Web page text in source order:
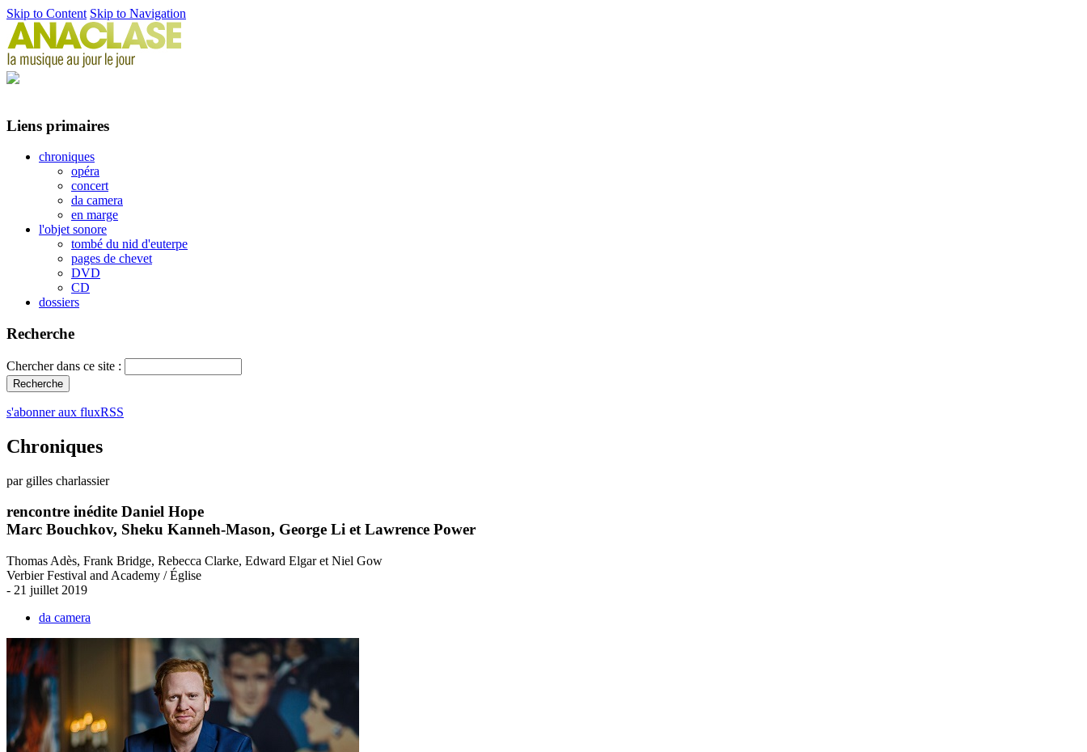
Skip to Content Skip to Navigation
Liens primaires
chroniques
opéra
concert
da camera
en marge
l'objet sonore
tombé du nid d'euterpe
pages de chevet
DVD
CD
dossiers
Recherche
Chercher dans ce site :
s'abonner aux fluxRSS
Chroniques
par gilles charlassier
rencontre inédite Daniel Hope
Marc Bouchkov, Sheku Kanneh-Mason, George Li et Lawrence Power
Thomas Adès, Frank Bridge, Rebecca Clarke, Edward Elgar et Niel Gow
Verbier Festival and Academy / Église
- 21 juillet 2019
da camera